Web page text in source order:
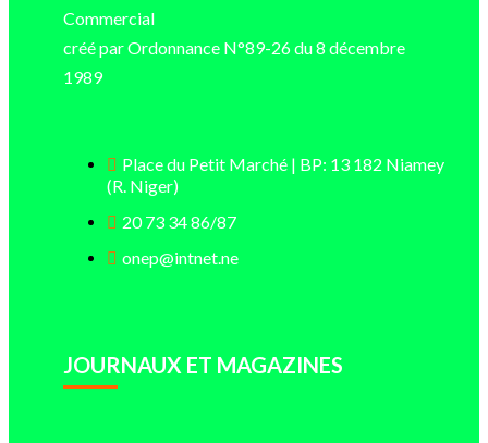
Commercial
créé par Ordonnance N°89-26 du 8 décembre
1989
Place du Petit Marché | BP: 13 182 Niamey
(R. Niger)
20 73 34 86/87
onep@intnet.ne
JOURNAUX ET MAGAZINES